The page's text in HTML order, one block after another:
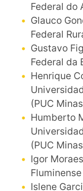
Federal do
Glauco
Federal
Gustavo
Federal da
Henrique
(PUC
Humberto
(PUC
Igor
Fluminense
Islene